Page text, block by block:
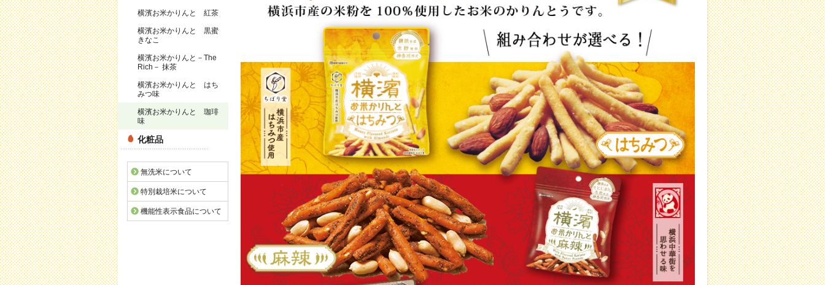
横濱お米かりんと 紅茶
横濱お米かりんと 黒蜜
きなこ
横濱お米かりんと－The
Rich－ 抹茶
横濱お米かりんと はち
みつ味
横濱お米かりんと 珈琲
味
化粧品
無洗米について
特別栽培米について
機能性表示食品について